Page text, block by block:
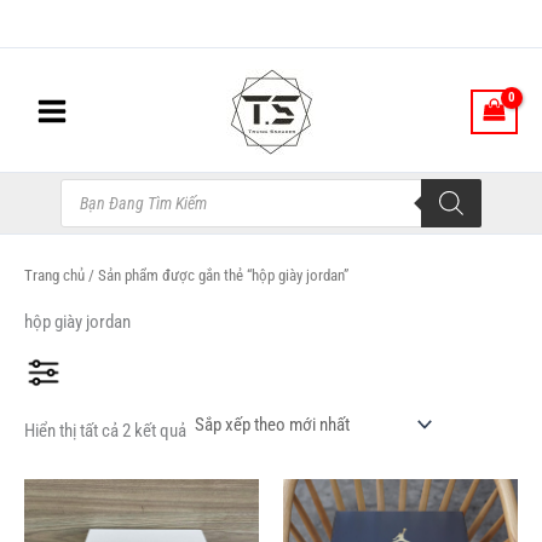
tới
Tìm
kiếm
sản
phẩm
Trang chủ / Sản phẩm được gắn thẻ “hộp giày jordan”
hộp giày jordan
Hiển thị tất cả 2 kết quả
Sản
phẩm
Sản
phẩm